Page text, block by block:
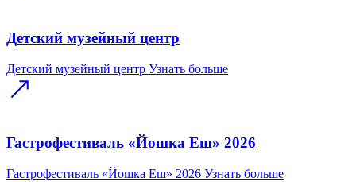
Детский музейный центр
Детский музейный центр Узнать больше
Гастрофестиваль «Йошка Еш» 2026
Гастрофестиваль «Йошка Еш» 2026 Узнать больше